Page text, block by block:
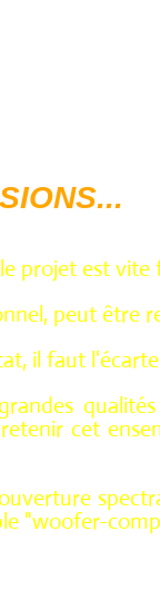
projet est vite
peut être
il faut
cet
"woofer-